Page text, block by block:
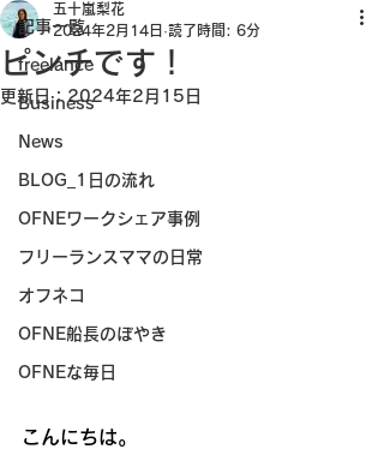
記事一覧
freelance
Business
News
BLOG_1日の流れ
OFNEワークシェア事例
フリーランスママの日常
オフネコ
OFNE船長のぼやき
OFNEな毎日
ピンチです！
五十嵐梨花
2024年2月14日 読了時間: 6分
更新日： 2024年2月15日
こんにちは。